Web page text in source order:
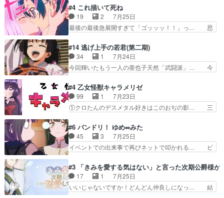
く動いていてずっと胸が熱… 同時視聴｜
DaemonsRealm｜リア… これまで騙していた東
村を捨てて新郷家に来…
ぶややこしいことになってたオープニン… テンポ
も良いし毎話良いところで引くから全… 盟友ドレ
ゲネ后との出会い。次週のドレゲネ… さて、登場
人物多いけどついていけるのか私… 今回は遂にド
んがめっちゃ可愛かったなド… まさかの展開にめ
ちゃくちゃテンション上が… チャガタイの所へ密
偵に行ったはずがドレゲ…
#4 これ描いて死ね
19 2
7月25日
最後の最後急展開すぎて「ゴッッッ！！」っ… 思
は泣かなかった！漫画描きのハウツー回… この作
品はこういうのをズバッとキメるの上… 藤子不二
雄に親しんだ人にはとてもフィット… 赤福のヌル
ヌルした動きとかネームを褒めら… 漫研が気にな
から新たな仲間まで。本作品… 今回エンディング
テーマが流れるのが早い（… この作品の世界に
も、一応デジタルという概…
#14 逃げ上手の若君(第二期)
34 1
7月24日
今回輝いたもう一人の亜也子天然「武闘派」… 今
逃れすら逃げ上手亜也子のアシストに支… そう
か、亜也子もまだ9歳なのか‥ときゆき… 「亜也
子のドキドキ・大作戦！・長寿丸を一… 目玉と耳
を相手に言葉で繰り広げる戰もノラ… 時代設定ど
からのいらすとやは草だった。… 今回は亜也子回
でしたね頼もしさと乙女らし… 貞宗、キモいギョ
ロ目としか思ってなかった…
#4 乙女怪獣キャラメリゼ
99 1
7月23日
①クロたんのデスメタル好きはこのおぢの影… 三
か好きになれんキャラだなぁ作品もイン… 相変わ
らず生物学者には見えないわね響野君… 正体を知
らないのにどちりも肯定してくれた… 黒絵がハル
ゴンになっても、南を助けて大事… OPにデスボ
心を許す、母の友達である光… 黒絵の可愛さレベ
ルが止まらない。南くんと… 黒絵の母とのやり取
りでエヴァの加持さん思…
#6 バンドリ！ ゆめ∞みた
45 3
7月25日
イベントでの出来事で再びネットで叩かれる… ビ
ラがまじで何がしたいかわからん！先生… 陰キャ
の間合いにスルっと入ってきて相手の… ビオラが
都子さんを籠絡しに来ててやばいぞ… マネージャ
ー現実版初登場！バレーボールに… 藻掻きながら
#3 「きみを愛する気はない」と言った次期公爵様が
17 1
7月25日
いいじゃないですか！どんどん仲良しになっ… 結